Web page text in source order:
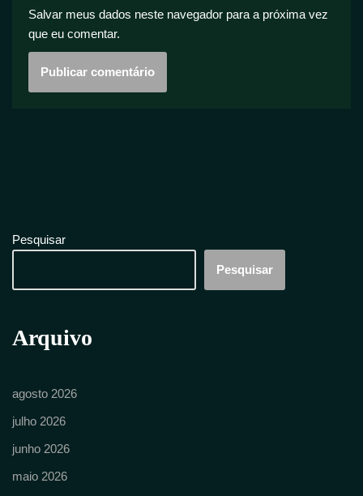
Salvar meus dados neste navegador para a próxima vez
que eu comentar.
Pesquisar
Pesquisar
Arquivo
agosto 2026
julho 2026
junho 2026
maio 2026